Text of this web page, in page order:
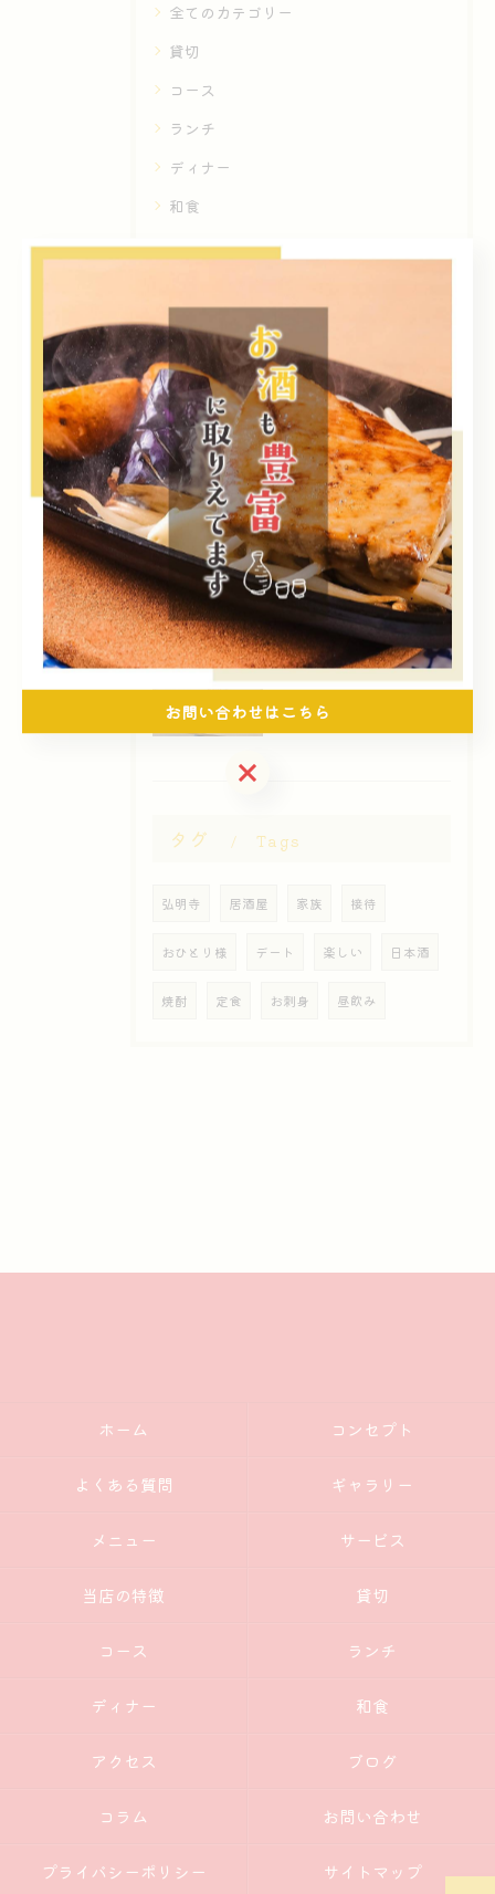
全てのカテゴリー
貸切
コース
ランチ
ディナー
和食
最近の投稿
Posts
2026/08/07
暑差に負けたくない
2026/08/06
少ないネタですが
2026/08/05
タグ Tags
弘明寺 居酒屋 家族 接待
おひとり様 デート 楽しい 日本酒
焼酎 定食 お刺身 昼飲み
ホーム コンセプト
よくある質問 ギャラリー
メニュー サービス
当店の特徴 貸切
コース ランチ
ディナー 和食
アクセス ブログ
コラム お問い合わせ
プライバシーポリシー サイトマップ
お問い合わせはこちら
お問い合わせはこちら